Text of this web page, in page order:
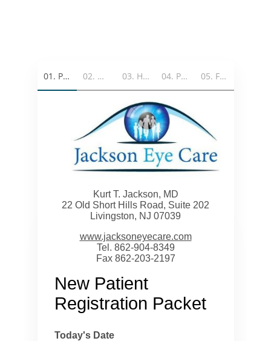
01 . Patient Information 02. Medical History
03. HIPPA Notice of Privacy Practice 04. Patient Agreement of Office Policies 05. Financial Policies
Kurt T. Jackson, MD
22 Old Short Hills Road, Suite 202
Livingston, NJ 07039
www.jacksoneyecare.com
Tel. 862-904-8349
Fax 862-203-2197
New Patient
Registration Packet
Today's Date